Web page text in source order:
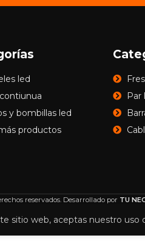
led
y bombillas led
productos
Par
reservados. Desarrollado por TU
sitio web, aceptas nuestro uso